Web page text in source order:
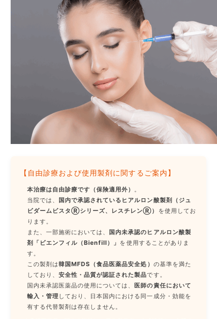
【自由診療および使用製剤に関するご案内】
本治療は自由診療です（保険適用外） 。
当院では、 国内で承認されているヒアルロン酸製剤（ジュ
ビダームビスタⓇシリーズ、レスチレンⓇ） を使用してお
ります。
また、一部施術においては、 国内未承認のヒアルロン酸製
剤「ビエンフィル（Bienfill）」 を使用することがありま
す。
この製剤は韓国MFDS（食品医薬品安全処） の基準を満た
しており、 安全性・品質が認証された製品です。
国内未承認医薬品の使用については、
医師の責任において
輸入・管理 しており、日本国内における同一成分・効能を
有する代替製剤は存在しません。